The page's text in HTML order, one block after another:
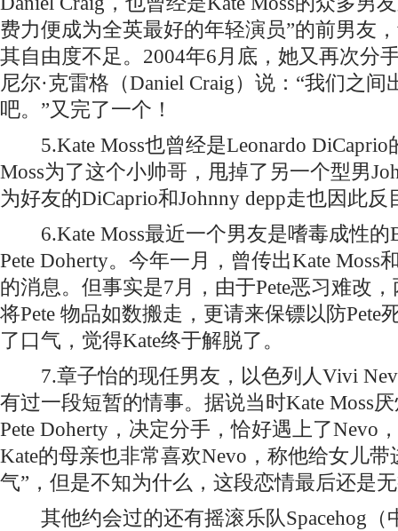
费力便成为全英最好的年轻演员”的前男友
其自由度不足。2004年6月底，她又再次分
尼尔·克雷格（Daniel Craig）说：“我们之
吧。”又完了一个！
5.Kate Moss也曾经是Leonardo DiCaprio
Moss为了这个小帅哥，甩掉了另一个型男
为好友的DiCaprio和Johnny depp走也因此反
6.Kate Moss最近一个男友是嗜毒成性的
Pete Doherty。今年一月，曾传出Kate Moss
的消息。但事实是7月，由于Pete恶习难改
将Pete 物品如数搬走，更请来保镖以防Pete
了口气，觉得Kate终于解脱了。
7.章子怡的现任男友，以色列人Vivi
有过一段短暂的情事。据说当时Kate Moss
Pete Doherty，决定分手，恰好遇上了Nevo
Kate的母亲也非常喜欢Nevo，称他给女儿带
气”，但是不知为什么，这段恋情最后还是
其他约会过的还有摇滚乐队Spacehog（